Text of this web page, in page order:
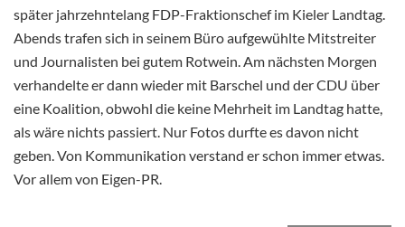
später jahrzehntelang FDP-Fraktionschef im Kieler Landtag.
Abends trafen sich in seinem Büro aufgewühlte Mitstreiter
und Journalisten bei gutem Rotwein. Am nächsten Morgen
verhandelte er dann wieder mit Barschel und der CDU über
eine Koalition, obwohl die keine Mehrheit im Landtag hatte,
als wäre nichts passiert. Nur Fotos durfte es davon nicht
geben. Von Kommunikation verstand er schon immer etwas.
Vor allem von Eigen-PR.